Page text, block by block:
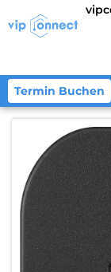
Termin Buchen